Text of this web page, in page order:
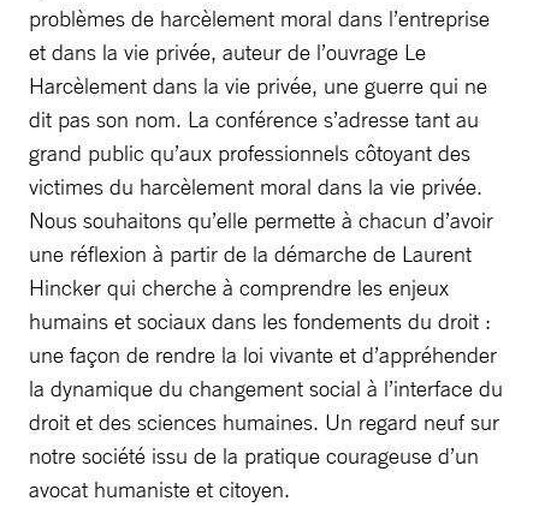
problèmes de harcèlement moral dans l’entreprise
et dans la vie privée, auteur de l’ouvrage Le
Harcèlement dans la vie privée, une guerre qui ne
dit pas son nom. La conférence s’adresse tant au
grand public qu’aux professionnels côtoyant des
victimes du harcèlement moral dans la vie privée.
Nous souhaitons qu’elle permette à chacun d’avoir
une réflexion à partir de la démarche de Laurent
Hincker qui cherche à comprendre les enjeux
humains et sociaux dans les fondements du droit :
une façon de rendre la loi vivante et d’appréhender
la dynamique du changement social à l’interface du
droit et des sciences humaines. Un regard neuf sur
notre société issu de la pratique courageuse d’un
avocat humaniste et citoyen.